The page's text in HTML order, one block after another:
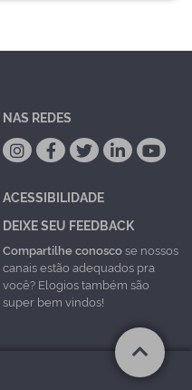
NAS REDES
ACESSIBILIDADE
DEIXE SEU FEEDBACK
Compartilhe conoscose nossos
canais estão adequados pra
você? Elogios também são
super bem vindos!